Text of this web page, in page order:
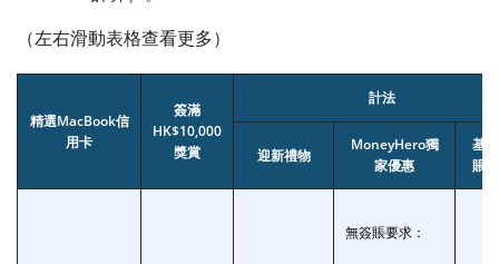
（左右滑動表格查看更多）
精選MacBook信
用卡
簽滿
HK$10,000
獎賞
計法
迎新禮物
MoneyHero獨
家優惠
基
賬
無簽賬要求：